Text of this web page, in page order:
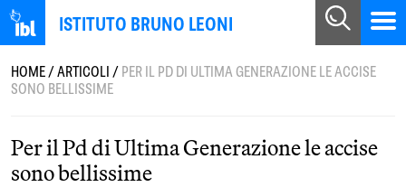
ISTITUTO BRUNO LEONI
HOME/ARTICOLI/PER IL PD DI ULTIMA GENERAZIONE LE ACCISE
SONO BELLISSIME
Per il Pd di Ultima Generazione le accise
sono bellissime